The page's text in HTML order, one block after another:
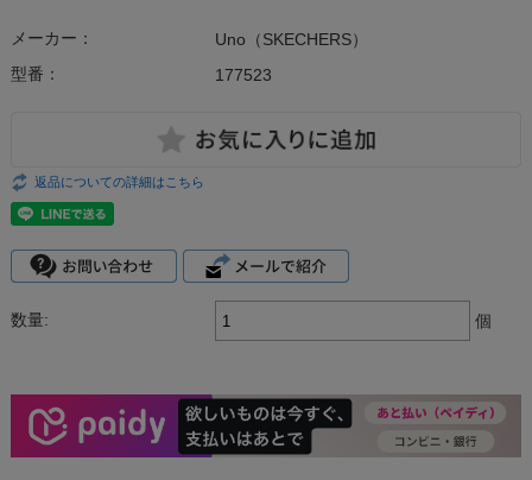
メーカー：
Uno（SKECHERS）
型番：
177523
返品についての詳細はこちら
数量: 個